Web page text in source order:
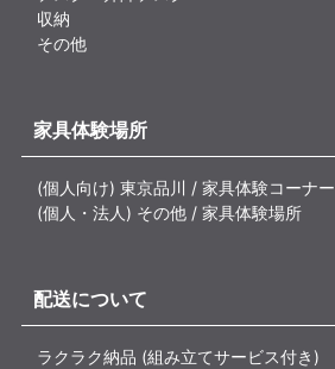
収納
その他
家具体験場所
(個人向け) 東京品川 / 家具体験コーナー
(個人・法人) その他 / 家具体験場所
配送について
ラクラク納品 (組み立てサービス付き)